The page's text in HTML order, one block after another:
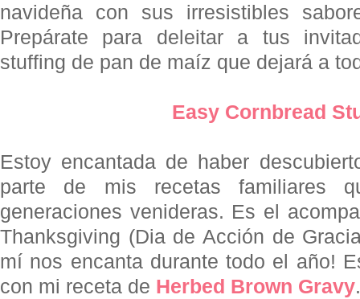
navideña con sus irresistibles
Prepárate para deleitar a tus
stuffing de pan de maíz que dejará a
Easy Cornbread
Estoy encantada de haber
parte de mis recetas familiares
generaciones venideras. Es el
Thanksgiving (Dia de Acción de
mí nos encanta durante todo el año!
con mi receta de Herbed Brown Gravy